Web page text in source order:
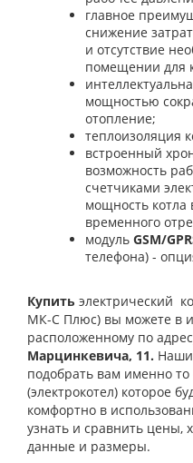
главное
снижение
и отсутствие
помещении для
мощностью
отопление;
теплоизоляция
встроенный
возможность
счетчиками
мощность котла
временного
модуль GSM/
телефона) -
Купить электрический
МК-С Плюс) вы можете в
расположенному по
Марцинкевича, 11. Наши
подобрать вам именно
(электрокотел) которое
комфортно в
узнать и сравнить цены,
данные и размеры.